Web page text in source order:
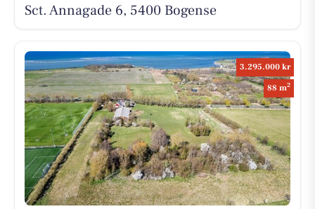
Sct. Annagade 6, 5400 Bogense
3.295.000 kr
88 m2